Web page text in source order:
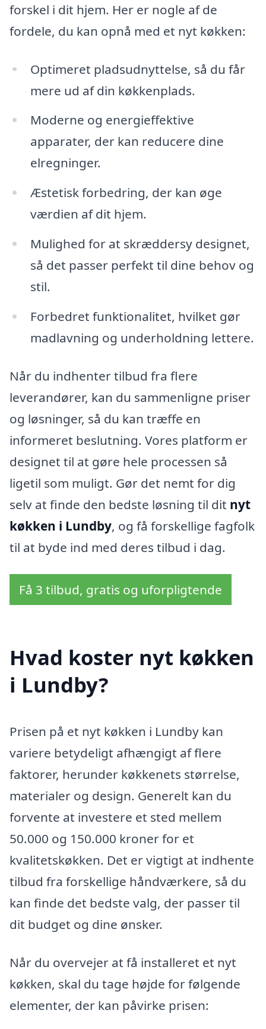
forskel i dit hjem. Her er nogle af de
fordele, du kan opnå med et nyt køkken:
Optimeret pladsudnyttelse, så du får
mere ud af din køkkenplads.
Moderne og energieffektive
apparater, der kan reducere dine
elregninger.
Æstetisk forbedring, der kan øge
værdien af dit hjem.
Mulighed for at skræddersy designet,
så det passer perfekt til dine behov og
stil.
Forbedret funktionalitet, hvilket gør
madlavning og underholdning lettere.
Når du indhenter tilbud fra flere
leverandører, kan du sammenligne priser
og løsninger, så du kan træffe en
informeret beslutning. Vores platform er
designet til at gøre hele processen så
ligetil som muligt. Gør det nemt for dig
selv at finde den bedste løsning til dit nyt
køkken i Lundby, og få forskellige fagfolk
til at byde ind med deres tilbud i dag.
Få 3 tilbud, gratis og uforpligtende
Hvad koster nyt køkken
i Lundby?
Prisen på et nyt køkken i Lundby kan
variere betydeligt afhængigt af flere
faktorer, herunder køkkenets størrelse,
materialer og design. Generelt kan du
forvente at investere et sted mellem
50.000 og 150.000 kroner for et
kvalitetskøkken. Det er vigtigt at indhente
tilbud fra forskellige håndværkere, så du
kan finde det bedste valg, der passer til
dit budget og dine ønsker.
Når du overvejer at få installeret et nyt
køkken, skal du tage højde for følgende
elementer, der kan påvirke prisen: